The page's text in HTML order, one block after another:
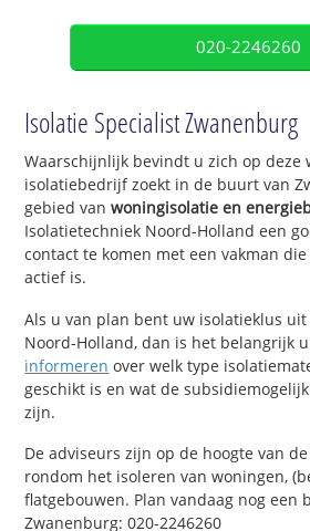
020-2246260
Isolatie Specialist Zwanenburg
Waarschijnlijk bevindt u zich op deze
isolatiebedrijf zoekt in de buurt van
gebied vanwoningisolatie en
Isolatietechniek Noord-Holland een
contact te komen met een vakman
actief is.
Als u van plan bent uw isolatieklus
Noord-Holland, dan is het belangrijk
informeren over welk type
geschikt is en wat de
zijn.
De adviseurs zijn op de hoogte van
rondom het isoleren van woningen,
flatgebouwen. Plan vandaag nog een
Zwanenburg: 020-2246260